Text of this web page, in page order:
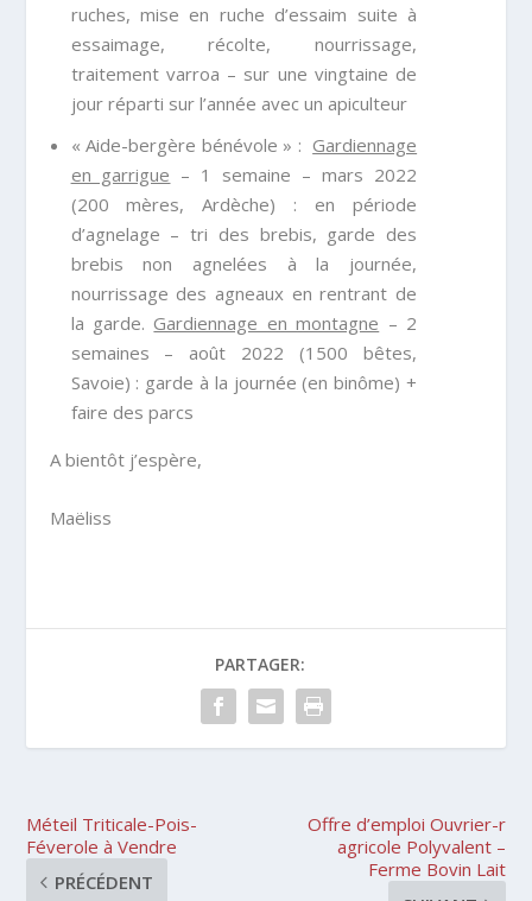
ruches, mise en ruche d’essaim suite à
essaimage, récolte, nourrissage,
traitement varroa – sur une vingtaine de
jour réparti sur l’année avec un apiculteur
« Aide-bergère bénévole » : Gardiennage
en garrigue – 1 semaine – mars 2022
(200 mères, Ardèche) : en période
d’agnelage – tri des brebis, garde des
brebis non agnelées à la journée,
nourrissage des agneaux en rentrant de
la garde. Gardiennage en montagne – 2
semaines – août 2022 (1500 bêtes,
Savoie) : garde à la journée (en binôme) +
faire des parcs
A bientôt j’espère,
Maëliss
PARTAGER:
Méteil Triticale-Pois-
Féverole à Vendre
PRÉCÉDENT
Offre d’emploi Ouvrier-r
agricole Polyvalent –
Ferme Bovin Lait